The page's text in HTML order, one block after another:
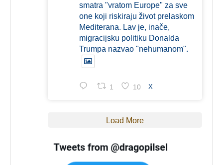
smatra "vratom Europe" za sve
one koji riskiraju život prelaskom
Mediterana. Lav je, inače,
migracijsku politiku Donalda
Trumpa nazvao "nehumanom".
1 10 X
Load More